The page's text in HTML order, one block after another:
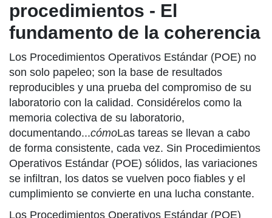
procedimientos - El
fundamento de la coherencia
Los Procedimientos Operativos Estándar (POE) no
son solo papeleo; son la base de resultados
reproducibles y una prueba del compromiso de su
laboratorio con la calidad. Considérelos como la
memoria colectiva de su laboratorio,
documentando...cómoLas tareas se llevan a cabo
de forma consistente, cada vez. Sin Procedimientos
Operativos Estándar (POE) sólidos, las variaciones
se infiltran, los datos se vuelven poco fiables y el
cumplimiento se convierte en una lucha constante.
Los Procedimientos Operativos Estándar (POE)